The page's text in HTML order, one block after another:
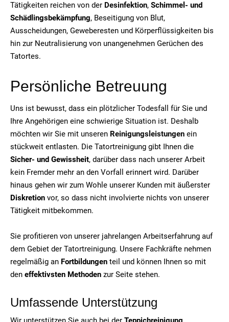
Tätigkeiten reichen von der Desinfektion, Schimmel- und
Schädlingsbekämpfung, Beseitigung von Blut,
Ausscheidungen, Geweberesten und Körperflüssigkeiten bis
hin zur Neutralisierung von unangenehmen Gerüchen des
Tatortes.
Persönliche Betreuung
Uns ist bewusst, dass ein plötzlicher Todesfall für Sie und
Ihre Angehörigen eine schwierige Situation ist. Deshalb
möchten wir Sie mit unseren Reinigungsleistungen ein
stückweit entlasten. Die Tatortreinigung gibt Ihnen die
Sicher- und Gewissheit, darüber dass nach unserer Arbeit
kein Fremder mehr an den Vorfall erinnert wird. Darüber
hinaus gehen wir zum Wohle unserer Kunden mit äußerster
Diskretion vor, so dass nicht involvierte nichts von unserer
Tätigkeit mitbekommen.
Sie profitieren von unserer jahrelangen Arbeitserfahrung auf
dem Gebiet der Tatortreinigung. Unsere Fachkräfte nehmen
regelmäßig an Fortbildungen teil und können Ihnen so mit
den effektivsten Methoden zur Seite stehen.
Umfassende Unterstützung